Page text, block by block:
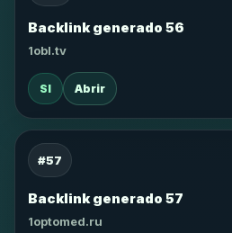
Backlink generado 56
1obl.tv
SI Abrir
#57
Backlink generado 57
1optomed.ru